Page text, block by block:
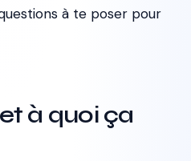
à te poser pour
à quoi ça